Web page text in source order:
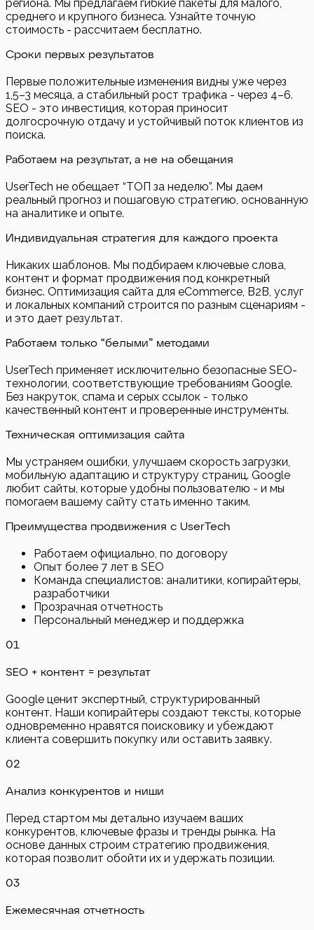
региона. Мы предлагаем гибкие пакеты для малого,
среднего и крупного бизнеса. Узнайте точную
стоимость - рассчитаем бесплатно.
Сроки первых результатов
Первые положительные изменения видны уже через
1,5–3 месяца, а стабильный рост трафика - через 4–6.
SEO - это инвестиция, которая приносит
долгосрочную отдачу и устойчивый поток клиентов из
поиска.
Работаем на результат, а не на обещания
UserTech не обещает “ТОП за неделю”. Мы даем
реальный прогноз и пошаговую стратегию, основанную
на аналитике и опыте.
Индивидуальная стратегия для каждого проекта
Никаких шаблонов. Мы подбираем ключевые слова,
контент и формат продвижения под конкретный
бизнес. Оптимизация сайта для eCommerce, B2B, услуг
и локальных компаний строится по разным сценариям -
и это дает результат.
Работаем только “белыми” методами
UserTech применяет исключительно безопасные SEO-
технологии, соответствующие требованиям Google.
Без накруток, спама и серых ссылок - только
качественный контент и проверенные инструменты.
Техническая оптимизация сайта
Мы устраняем ошибки, улучшаем скорость загрузки,
мобильную адаптацию и структуру страниц. Google
любит сайты, которые удобны пользователю - и мы
помогаем вашему сайту стать именно таким.
Преимущества продвижения с UserTech
Работаем официально, по договору
Опыт более 7 лет в SEO
Команда специалистов: аналитики, копирайтеры,
разработчики
Прозрачная отчетность
Персональный менеджер и поддержка
01
SEO + контент = результат
Google ценит экспертный, структурированный
контент. Наши копирайтеры создают тексты, которые
одновременно нравятся поисковику и убеждают
клиента совершить покупку или оставить заявку.
02
Анализ конкурентов и ниши
Перед стартом мы детально изучаем ваших
конкурентов, ключевые фразы и тренды рынка. На
основе данных строим стратегию продвижения,
которая позволит обойти их и удержать позиции.
03
Ежемесячная отчетность